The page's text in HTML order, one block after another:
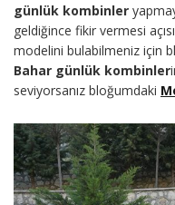
günlük kombinler
geldiğince fikir vermesi
modelini bulabilmeniz için
Bahar günlük kombinler
seviyorsanız bloğumdaki